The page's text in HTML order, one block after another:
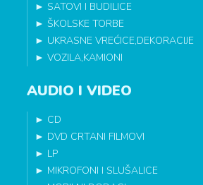
►SATOVI I BUDILICE
►ŠKOLSKE TORBE
► UKRASNE VREĆICE,DEKORACIJE
►VOZILA,KAMIONI
AUDIO I VIDEO
► CD
► DVD CRTANI FILMOVI
► LP
► MIKROFONI I SLUŠALICE